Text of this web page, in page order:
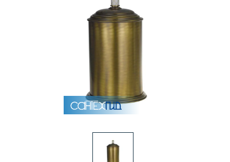
Кухонные мойки
Душевые кабины
Полотенцесушители